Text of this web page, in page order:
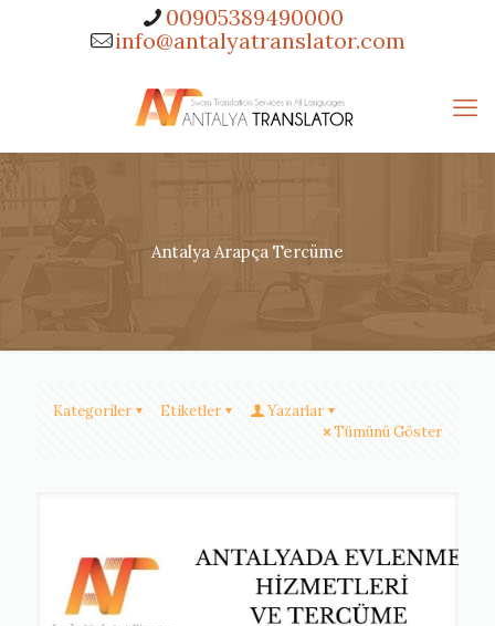
00905389490000
info@antalyatranslator.com
Antalya Arapça Tercüme
Kategoriler Etiketler
Yazarlar
Tümünü Göster